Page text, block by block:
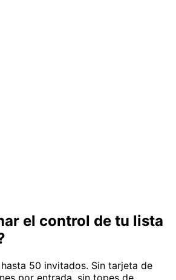
el control de tu lista
50 invitados. Sin tarjeta de
por entrada, sin topes de